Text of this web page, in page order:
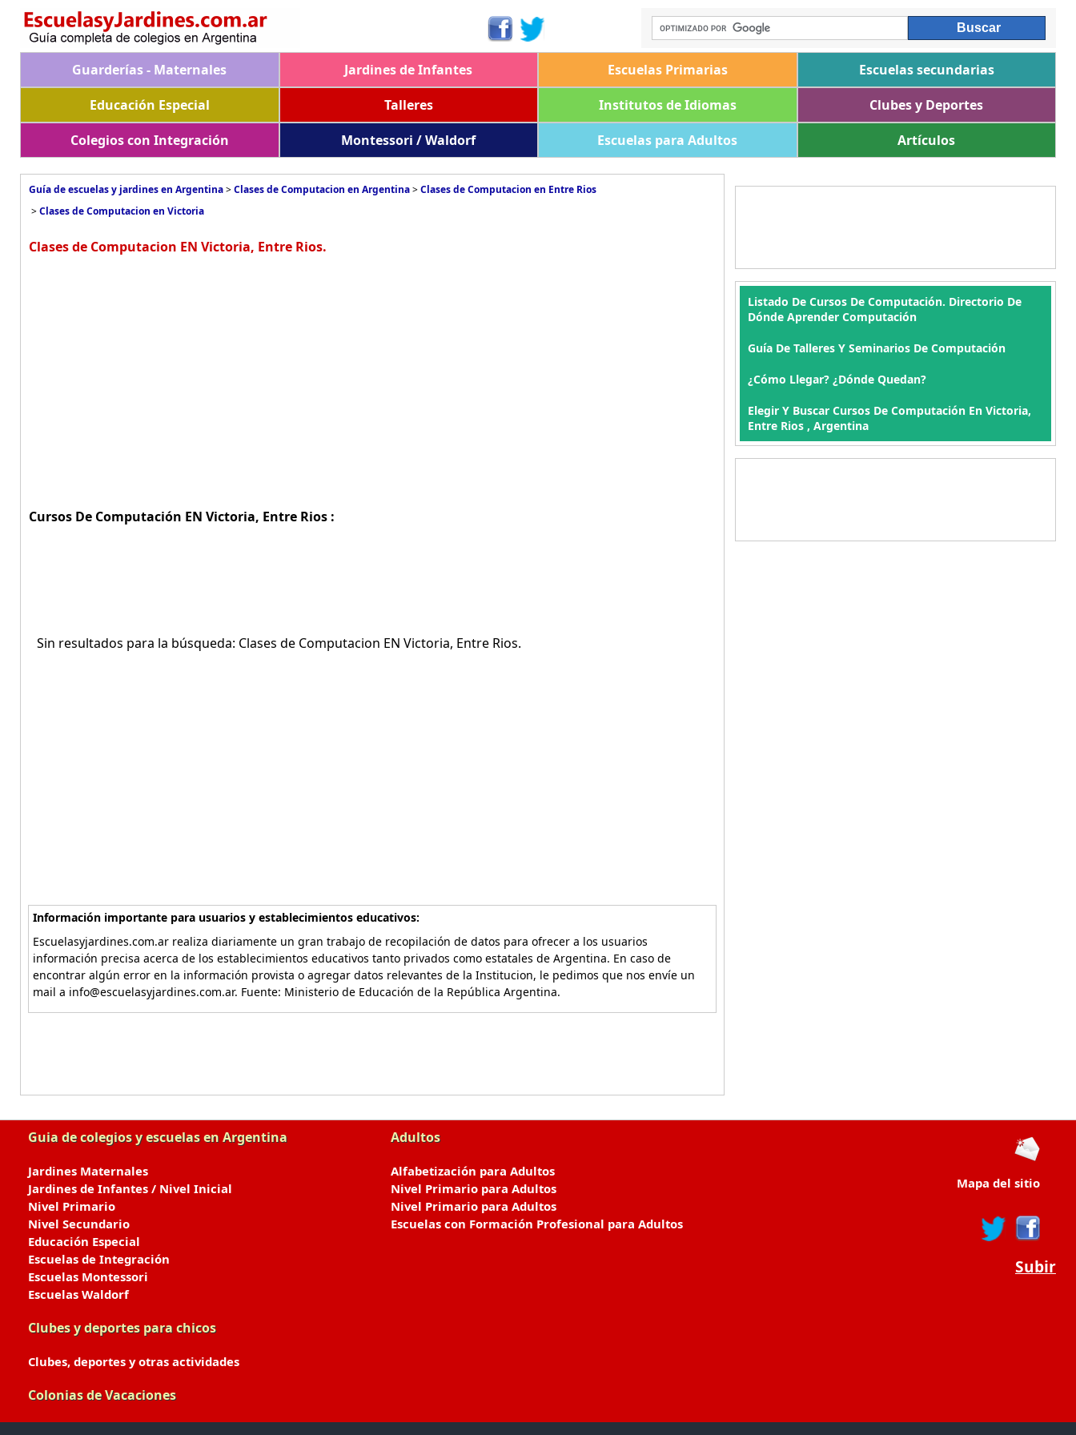
Guarderías - Maternales Jardines de Infantes Escuelas Primarias
Escuelas secundarias
Educación Especial
Talleres Institutos de Idiomas
Clubes y Deportes
Colegios con Integración
Montessori / Waldorf Escuelas para Adultos Artículos
Guía de escuelas y jardines en Argentina>Clases de Computacion en Argentina>Clases de Computacion en Entre Rios
>Clases de Computacion en Victoria
Clases de Computacion EN Victoria, Entre Rios.
Cursos De Computación EN Victoria, Entre Rios :
Sin resultados para la búsqueda: Clases de Computacion EN Victoria, Entre Rios.
Información importante para usuarios y establecimientos educativos:
Escuelasyjardines.com.ar realiza diariamente un gran trabajo de recopilación de datos para ofrecer a los usuarios
información precisa acerca de los establecimientos educativos tanto privados como estatales de Argentina. En caso de
encontrar algún error en la información provista o agregar datos relevantes de la Institucion, le pedimos que nos envíe un
mail a info@escuelasyjardines.com.ar. Fuente: Ministerio de Educación de la República Argentina.
Listado De Cursos De Computación. Directorio De
Dónde Aprender Computación
Guía De Talleres Y Seminarios De Computación
¿Cómo Llegar? ¿Dónde Quedan?
Elegir Y Buscar Cursos De Computación En Victoria,
Entre Rios , Argentina
Guia de colegios y escuelas en Argentina
Jardines Maternales
Jardines de Infantes / Nivel Inicial
Nivel Primario
Nivel Secundario
Educación Especial
Escuelas de Integración
Escuelas Montessori
Escuelas Waldorf
Clubes y deportes para chicos
Clubes, deportes y otras actividades
Colonias de Vacaciones
Adultos
Alfabetización para Adultos
Nivel Primario para Adultos
Nivel Primario para Adultos
Escuelas con Formación Profesional para Adultos
Mapa del sitio
Subir